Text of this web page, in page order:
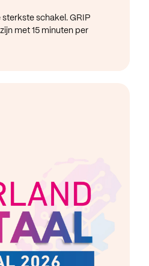
schakel. GRIP
met 15 minuten per